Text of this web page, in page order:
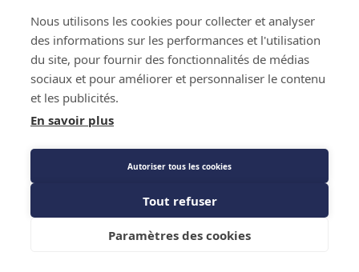
Nous utilisons les cookies pour collecter et analyser
des informations sur les performances et l'utilisation
du site, pour fournir des fonctionnalités de médias
sociaux et pour améliorer et personnaliser le contenu
et les publicités.
En savoir plus
Autoriser tous les cookies
Tout refuser
Paramètres des cookies